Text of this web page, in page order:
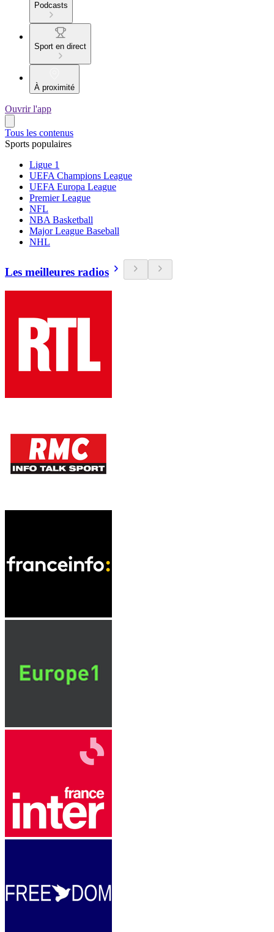
Podcasts
Sport en direct
À proximité
Ouvrir l'app
Tous les contenus
Sports populaires
Ligue 1
UEFA Champions League
UEFA Europa League
Premier League
NFL
NBA Basketball
Major League Baseball
NHL
Les meilleures radios